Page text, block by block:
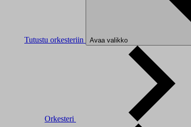
Tutustu orkesteriin Avaa valikko
Orkesteri